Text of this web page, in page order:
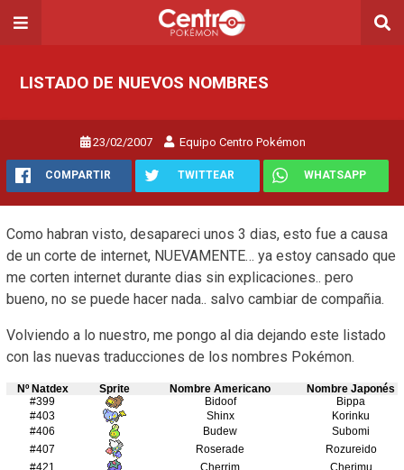
LISTADO DE NUEVOS NOMBRES
23/02/2007 Equipo Centro Pokémon
COMPARTIR TWITTEAR WHATSAPP
Como habran visto, desapareci unos 3 dias, esto fue a causa
de un corte de internet, NUEVAMENTE… ya estoy cansado que
me corten internet durante dias sin explicaciones.. pero
bueno, no se puede hacer nada.. salvo cambiar de compañia.
Volviendo a lo nuestro, me pongo al dia dejando este listado
con las nuevas traducciones de los nombres Pokémon.